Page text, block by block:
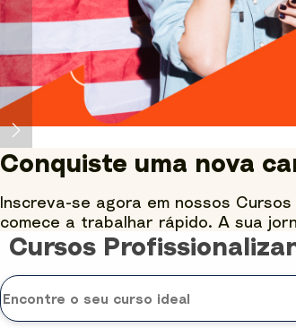
Conquiste uma nova
Inscreva-se agora em nossos
comece a trabalhar rápido. A sua
Cursos